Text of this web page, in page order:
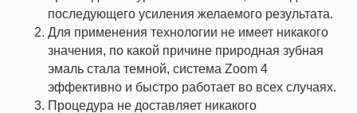
последующего усиления желаемого результата.
Для применения технологии не имеет никакого
значения, по какой причине природная зубная
эмаль стала темной, система Zoom 4
эффективно и быстро работает во всех случаях.
Процедура не доставляет никакого